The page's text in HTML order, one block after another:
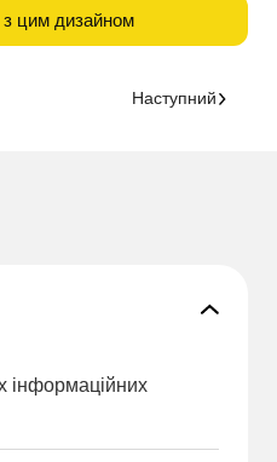
цим дизайном
Наступний
інформаційних